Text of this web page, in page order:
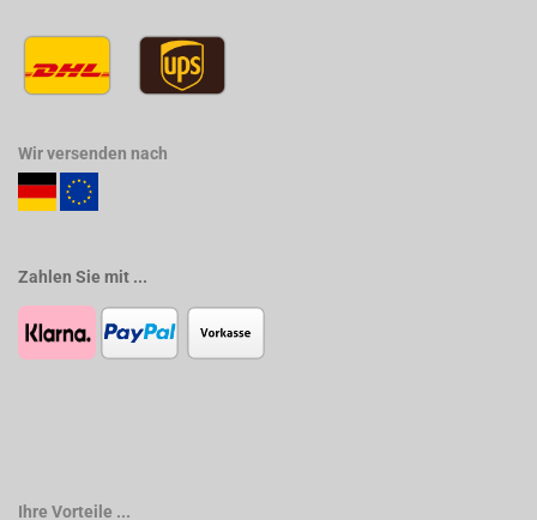
Wir versenden nach
Zahlen Sie mit ...
Ihre Vorteile ...